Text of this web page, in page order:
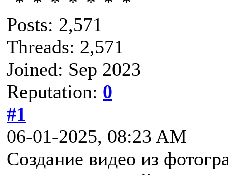
Posts: 2,571
Threads: 2,571
Joined: Sep 2023
Reputation: 0
#1
06-01-2025, 08:23 AM
Создание видео из